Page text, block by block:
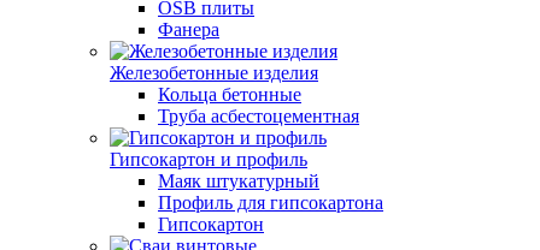
OSB плиты
Фанера
Железобетонные изделия
Кольца бетонные
Труба асбестоцементная
Гипсокартон и профиль
Маяк штукатурный
Профиль для гипсокартона
Гипсокартон